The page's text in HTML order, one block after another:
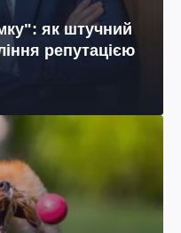
як штучний
репутацією